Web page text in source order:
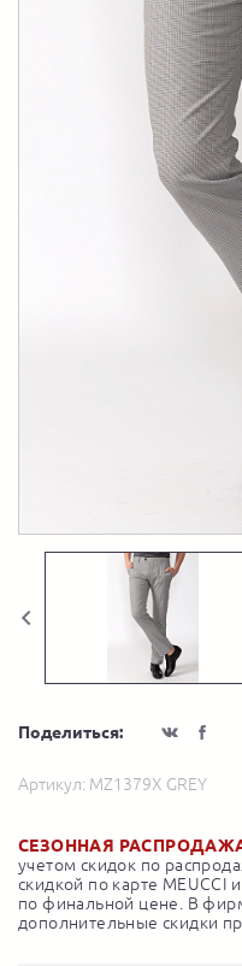
Поделиться:
Артикул: MZ1379X GREY
СЕЗОННАЯ
учетом скидок по
скидкой по карте MEUCCI
по финальной цене. В
дополнительные скидки